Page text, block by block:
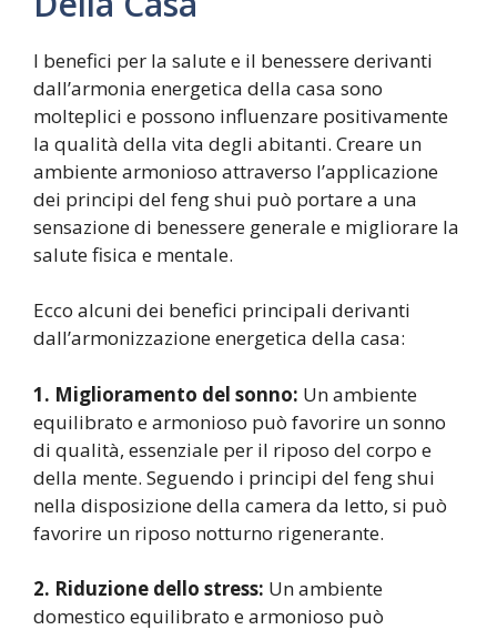
I benefici per la salute e il benessere derivanti
dall’armonia energetica della casa sono
molteplici e possono influenzare positivamente
la qualità della vita degli abitanti. Creare un
ambiente armonioso attraverso l’applicazione
dei principi del feng shui può portare a una
sensazione di benessere generale e migliorare la
salute fisica e mentale.
Ecco alcuni dei benefici principali derivanti
dall’armonizzazione energetica della casa:
1. Miglioramento del sonno: Un ambiente
equilibrato e armonioso può favorire un sonno
di qualità, essenziale per il riposo del corpo e
della mente. Seguendo i principi del feng shui
nella disposizione della camera da letto, si può
favorire un riposo notturno rigenerante.
2. Riduzione dello stress: Un ambiente
domestico equilibrato e armonioso può